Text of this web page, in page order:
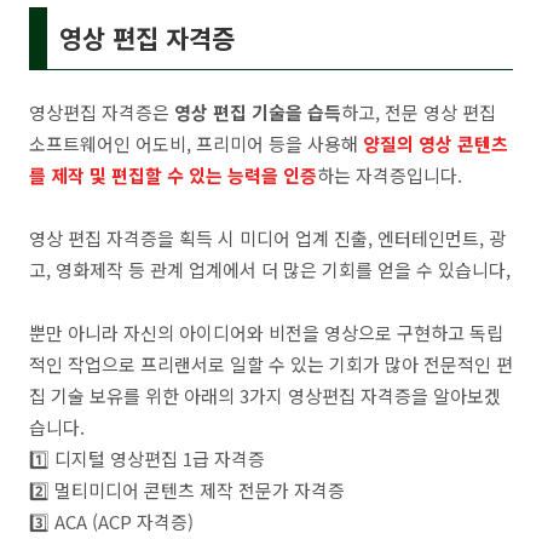
영상 편집 자격증
영상편집 자격증은 영상 편집 기술을 습득하고, 전문 영상 편집
소프트웨어인 어도비, 프리미어 등을 사용해 양질의 영상 콘텐츠
를 제작 및 편집할 수 있는 능력을 인증하는 자격증입니다.
영상 편집 자격증을 획득 시 미디어 업계 진출, 엔터테인먼트, 광
고, 영화제작 등 관계 업계에서 더 많은 기회를 얻을 수 있습니다,
뿐만 아니라 자신의 아이디어와 비전을 영상으로 구현하고 독립
적인 작업으로 프리랜서로 일할 수 있는 기회가 많아 전문적인 편
집 기술 보유를 위한 아래의 3가지 영상편집 자격증을 알아보겠
습니다.
1️⃣ 디지털 영상편집 1급 자격증
2️⃣ 멀티미디어 콘텐츠 제작 전문가 자격증
3️⃣ ACA (ACP 자격증)